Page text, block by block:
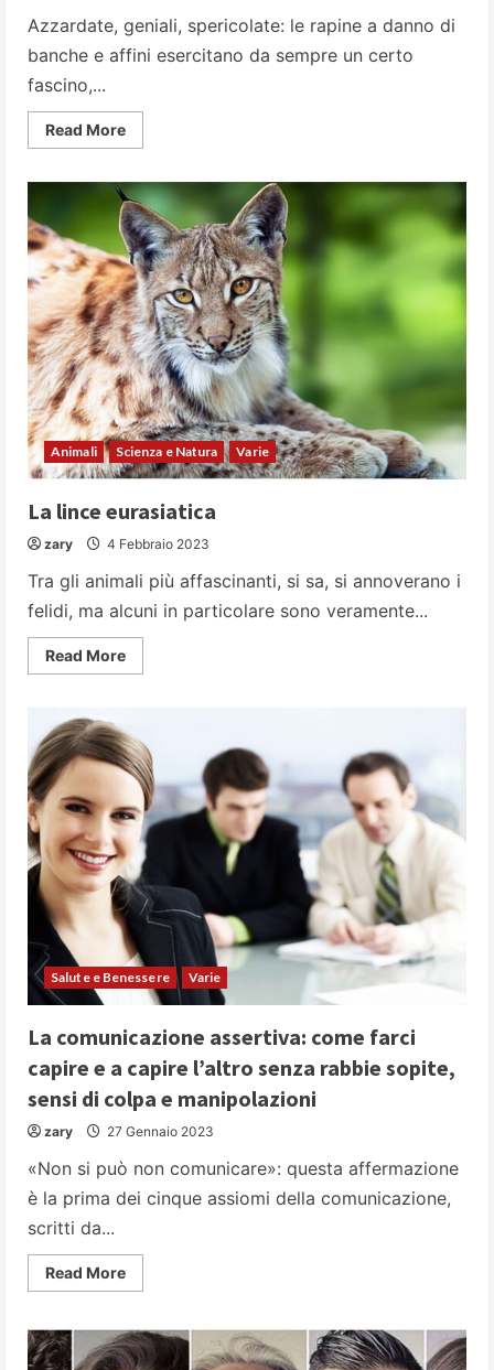
Azzardate, geniali, spericolate: le rapine a danno di
banche e affini esercitano da sempre un certo
fascino,...
Read MoreRead
more
10
più
grandi
rapine
di
sempre
Animali Scienza e Natura Varie
La lince eurasiatica
zary 4 Febbraio 2023
Tra gli animali più affascinanti, si sa, si annoverano i
felidi, ma alcuni in particolare sono veramente...
Read MoreRead
more
eurasiatica
Salute e Benessere Varie
La comunicazione assertiva: come farci
capire e a capire l’altro senza rabbie sopite,
sensi di colpa e manipolazioni
zary 27 Gennaio 2023
«Non si può non comunicare»: questa affermazione
è la prima dei cinque assiomi della comunicazione,
scritti da...
Read MoreRead
more
comunicazione
assertiva:
come